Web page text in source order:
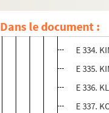
Dans le document :
E 648.
E 334.
E 335.
E 336.
E 337.